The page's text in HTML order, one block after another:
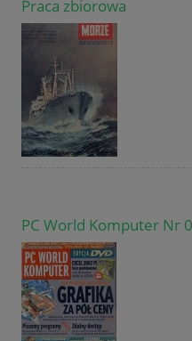
Praca zbiorowa
PC World Komputer Nr